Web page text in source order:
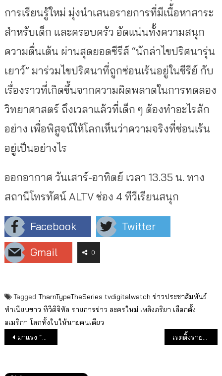
การเรียนรู้ใหม่ มุ่งนำเสนอรายการที่มีเนื้อหาสาระ
สำหรับเด็ก และครอบครัว อัดแน่นทั้งความสนุก
ความตื่นเต้น ผ่านสุดยอดซีรีส์ “นักล่าไขปริศนารุ่น
เยาว์” มาร่วมไขปริศนาที่ถูกซ่อนเร้นอยู่ในซีรีย์ กับ
เรื่องราวที่เกิดขึ้นจากความผิดพลาดในการทดลอง
วิทยาศาสตร์ ถึงเวลาแล้วที่เด็ก ๆ ต้องทำอะไรสัก
อย่าง เพื่อพิสูจน์ให้โลกเห็นว่าความจริงที่ซ่อนเร้น
อยู่เป็นอย่างไร
ออกอากาศ วันเสาร์-อาทิตย์ เวลา 13.35 น. ทาง
สถานีโทรทัศน์ ALTV ช่อง 4 ทีวีเรียนสนุก
Facebook
Twitter
Gmail
0
Tagged TharnTypeTheSeries tvdigitalwatch ข่าวประชาสัมพันธ์
ทำเนียบขาว ทีวีดิจิทัล รายการข่าว ละครใหม่ เพลิงภริยา เลือกตั้ง
อเมริกา โลกทั้งใบให้นายคนเดียว
แนะแนวเรื่อง
มาแรง “ร้อยเล่ห์มารยา” ช่อง 3 ชิงอันดับ 1 แซงละครช่อง 7 เรตติ้งรายการข่าว วันชุมนุม 21 ต.ค. 63